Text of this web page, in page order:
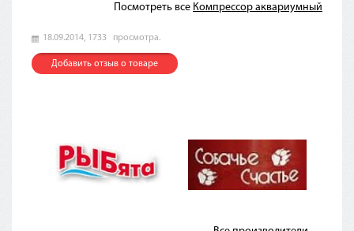
Посмотреть все Компрессор аквариумный
18.09.2014, 1733 просмотра.
Добавить отзыв о товаре